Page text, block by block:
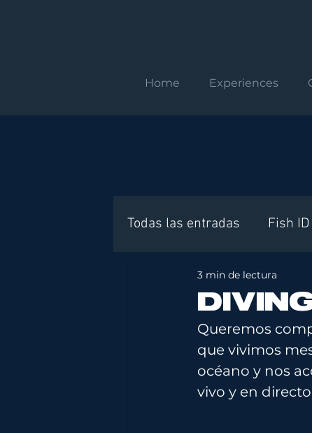
Home Experiences
Todas las entradas Fish ID
Requisitos internacionales
3 min de lectura
Queremos
que vivimos
océano y nos
vivo y en